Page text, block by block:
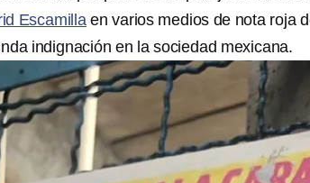
Escamillaen varios medios de nota roja
indignación en la sociedad mexicana.